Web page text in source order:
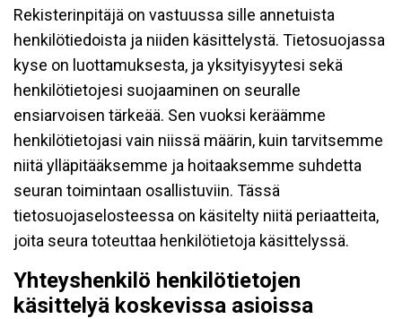
Rekisterinpitäjä on vastuussa sille annetuista
henkilötiedoista ja niiden käsittelystä. Tietosuojassa
kyse on luottamuksesta, ja yksityisyytesi sekä
henkilötietojesi suojaaminen on seuralle
ensiarvoisen tärkeää. Sen vuoksi keräämme
henkilötietojasi vain niissä määrin, kuin tarvitsemme
niitä ylläpitääksemme ja hoitaaksemme suhdetta
seuran toimintaan osallistuviin. Tässä
tietosuojaselosteessa on käsitelty niitä periaatteita,
joita seura toteuttaa henkilötietoja käsittelyssä.
Yhteyshenkilö henkilötietojen
käsittelyä koskevissa asioissa